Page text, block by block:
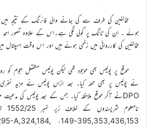
مخالفین کی طرف سے کی جانے والی فائرنگ کے نتیجہ میں
ہوئے ۔ ان کی ٹانگ پر گولی لگی ہے۔اس کے علاوہ تصور احمد
مخالفین کی کارروائی میں زخمی ہوئے ہیں اور اس وقت ہسپتال
موقع پر پولیس بھی موجود تھی لیکن پولیس مشتعل ہجوم
نے پولیس پر بھی حملہ کیا۔ بعد ازاں پولیس نے